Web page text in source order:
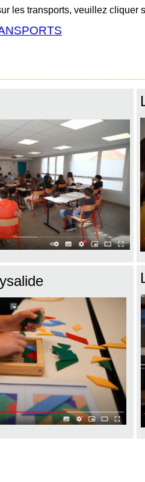
les transports, veuillez cliquer